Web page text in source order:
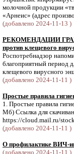
молочной продукции
«Арнеис» (адрес
(добавлено 2024-11-13 )
РЕКОМЕНДАЦИИ
против клещевого
Роспотребнадзор
благоприятный период
клещевого вирусного
(добавлено 2024-11-11 )
Простые правила
1. Простые правила
Мб) Ссылка для
https://cloud.mail.ru/
(добавлено 2024-11-11 )
О профилактике ВИЧ-
(добавлено 2024-11-11 )